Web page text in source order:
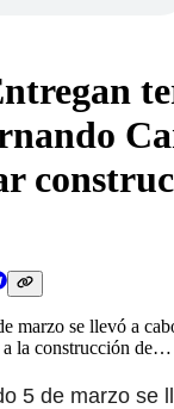
marzo se llevó a
a la construcción de…
5 de marzo se